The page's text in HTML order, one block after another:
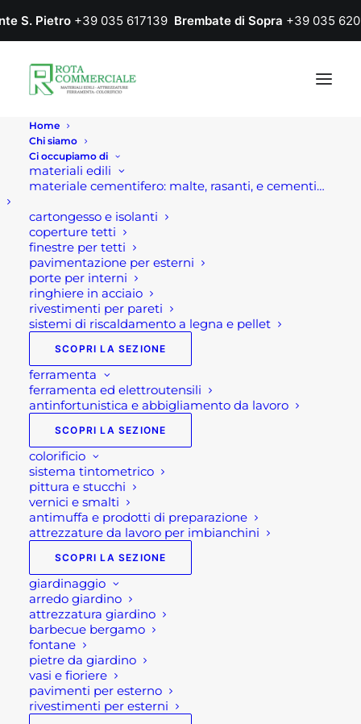
S. Pietro +39 035 617139 Brembate di Sopra +39 035
Home
Chi siamo
Ci occupiamo di
materiali edili
materiale cementifero: malte, rasanti, e cementi…
cartongesso e isolanti
coperture tetti
finestre per tetti
pavimentazione per esterni
porte per interni
ringhiere in acciaio
rivestimenti per pareti
sistemi di riscaldamento a legna e pellet
SCOPRI LA SEZIONE
ferramenta
ferramenta ed elettroutensili
antinfortunistica e abbigliamento da lavoro
SCOPRI LA SEZIONE
colorificio
sistema tintometrico
pittura e stucchi
vernici e smalti
antimuffa e prodotti di preparazione
attrezzature da lavoro per imbianchini
SCOPRI LA SEZIONE
giardinaggio
arredo giardino
attrezzatura giardino
barbecue bergamo
fontane
pietre da giardino
vasi e fioriere
pavimenti per esterno
rivestimenti per esterni
colorificio